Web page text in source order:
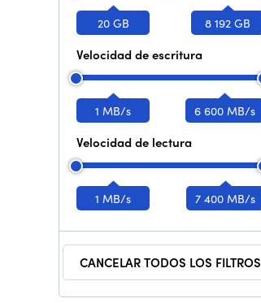
20 GB 8 192 GB
Velocidad de escritura
1 MB/s 6 600 MB/s
Velocidad de lectura
1 MB/s 7 400 MB/s
CANCELAR TODOS LOS FILTROS